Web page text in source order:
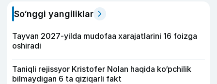
So‘nggi yangiliklar
Tayvan 2027-yilda mudofaa xarajatlarini 16 foizga
oshiradi
Taniqli rejissyor Kristofer Nolan haqida ko‘pchilik
bilmaydigan 6 ta qiziqarli fakt